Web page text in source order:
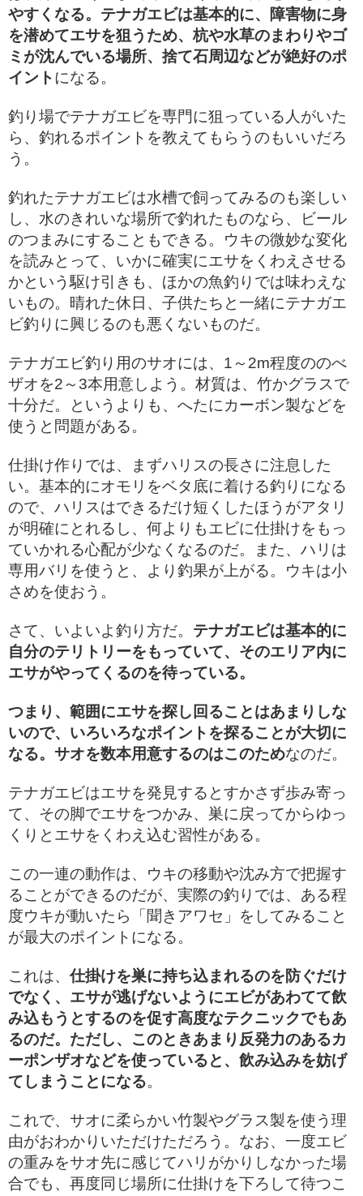
やすくなる。テナガエビは基本的に、障害物に身
を潜めてエサを狙うため、杭や水草のまわりやゴ
ミが沈んでいる場所、捨て石周辺などが絶好のポ
イントになる。
釣り場でテナガエビを専門に狙っている人がいた
ら、釣れるポイントを教えてもらうのもいいだろ
う。
釣れたテナガエビは水槽で飼ってみるのも楽しい
し、水のきれいな場所で釣れたものなら、ビール
のつまみにすることもできる。ウキの微妙な変化
を読みとって、いかに確実にエサをくわえさせる
かという駆け引きも、ほかの魚釣りでは味わえな
いもの。晴れた休日、子供たちと一緒にテナガエ
ビ釣りに興じるのも悪くないものだ。
テナガエビ釣り用のサオには、1～2m程度ののべ
ザオを2～3本用意しよう。材質は、竹かグラスで
十分だ。というよりも、へたにカーボン製などを
使うと問題がある。
仕掛け作りでは、まずハリスの長さに注息した
い。基本的にオモリをベタ底に着ける釣りになる
ので、ハリスはできるだけ短くしたほうがアタリ
が明確にとれるし、何よりもエビに仕掛けをもっ
ていかれる心配が少なくなるのだ。また、ハリは
専用バリを使うと、より釣果が上がる。ウキは小
さめを使おう。
さて、いよいよ釣り方だ。 テナガエビは基本的に
自分のテリトリーをもっていて、そのエリア内に
エサがやってくるのを待っている。
つまり、範囲にエサを探し回ることはあまりしな
いので、いろいろなポイントを探ることが大切に
なる。サオを数本用意するのはこのためなのだ。
テナガエビはエサを発見するとすかさず歩み寄っ
て、その脚でエサをつかみ、巣に戻ってからゆっ
くりとエサをくわえ込む習性がある。
この一連の動作は、ウキの移動や沈み方で把握す
ることができるのだが、実際の釣りでは、ある程
度ウキが動いたら「聞きアワセ」をしてみること
が最大のポイントになる。
これは、 仕掛けを巣に持ち込まれるのを防ぐだけ
でなく、エサが逃げないようにエビがあわてて飲
み込もうとするのを促す高度なテクニックでもあ
るのだ。ただし、このときあまり反発力のあるカ
ーポンザオなどを使っていると、飲み込みを妨げ
てしまうことになる。
これで、サオに柔らかい竹製やグラス製を使う理
由がおわかりいただけただろう。なお、一度エビ
の重みをサオ先に感じてハリがかりしなかった場
合でも、再度同じ場所に仕掛けを下ろして待つこ